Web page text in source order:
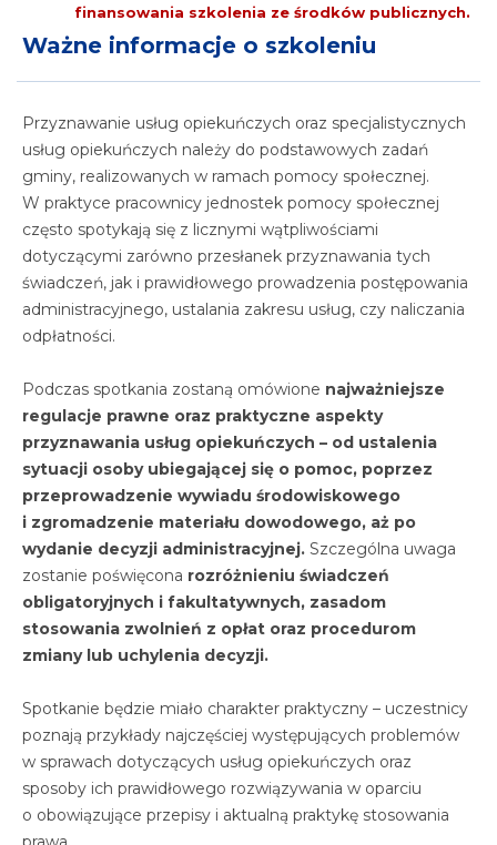
finansowania szkolenia ze środków publicznych.
Ważne informacje o szkoleniu
Przyznawanie usług opiekuńczych oraz specjalistycznych
usług opiekuńczych należy do podstawowych zadań
gminy, realizowanych w ramach pomocy społecznej.
W praktyce pracownicy jednostek pomocy społecznej
często spotykają się z licznymi wątpliwościami
dotyczącymi zarówno przesłanek przyznawania tych
świadczeń, jak i prawidłowego prowadzenia postępowania
administracyjnego, ustalania zakresu usług, czy naliczania
odpłatności.
Podczas spotkania zostaną omówione najważniejsze
regulacje prawne oraz praktyczne aspekty
przyznawania usług opiekuńczych – od ustalenia
sytuacji osoby ubiegającej się o pomoc, poprzez
przeprowadzenie wywiadu środowiskowego
i zgromadzenie materiału dowodowego, aż po
wydanie decyzji administracyjnej. Szczególna uwaga
zostanie poświęcona rozróżnieniu świadczeń
obligatoryjnych i fakultatywnych, zasadom
stosowania zwolnień z opłat oraz procedurom
zmiany lub uchylenia decyzji.
Spotkanie będzie miało charakter praktyczny – uczestnicy
poznają przykłady najczęściej występujących problemów
w sprawach dotyczących usług opiekuńczych oraz
sposoby ich prawidłowego rozwiązywania w oparciu
o obowiązujące przepisy i aktualną praktykę stosowania